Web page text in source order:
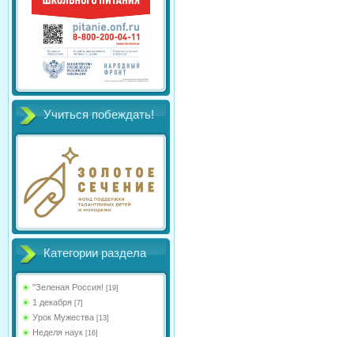
Учиться побеждать!
Категории раздела
"Зеленая Россия! [19]
1 декабря [7]
Урок Мужества [13]
Неделя наук [16]